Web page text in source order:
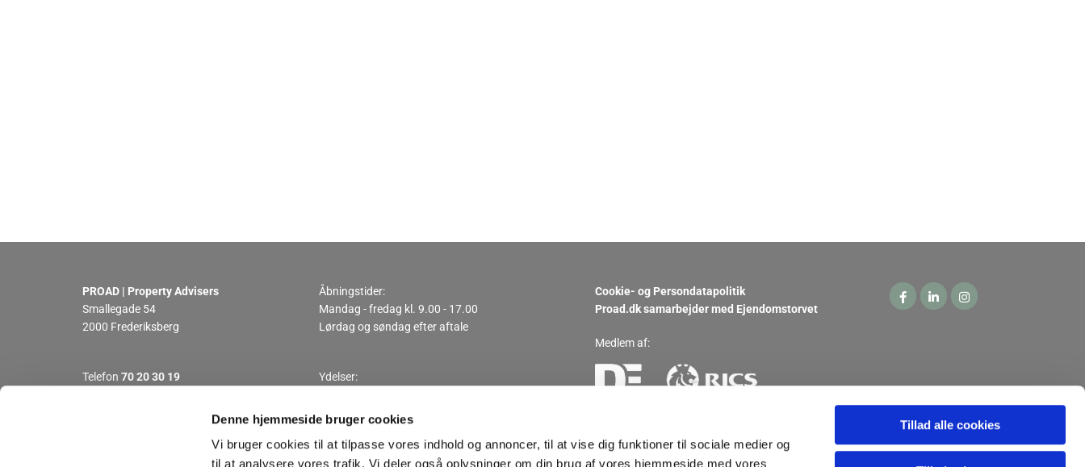
Denne hjemmeside bruger cookies
Vi bruger cookies til at tilpasse vores indhold og annoncer, til at vise dig funktioner til sociale medier og
til at analysere vores trafik. Vi deler også oplysninger om din brug af vores hjemmeside med vores
Tillad alle cookies
PROAD | Property Advisers
Smallegade 54
2000 Frederiksberg
Telefon 70 20 30 19
Åbningstider:
Mandag - fredag kl. 9.00 - 17.00
Lørdag og søndag efter aftale
Ydelser:
Valuarvurdering
Rådgivning
Cookie- og Persondatapolitik
Proad.dk samarbejder med Ejendomstorvet
Medlem af: